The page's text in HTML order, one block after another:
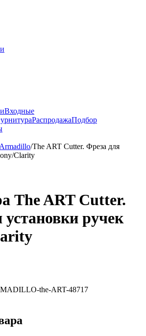
Входные
РаспродажаПодбор
/The ART Cutter. Фреза для
Clarity
The ART Cutter.
ручек
the-ART-48717